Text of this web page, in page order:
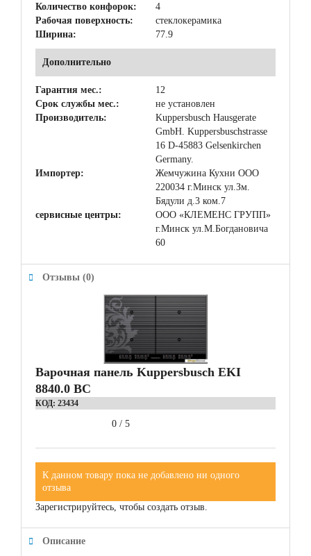
Количество конфорок:
4
Рабочая поверхность:
стеклокерамика
Ширина:
77.9
Дополнительно
Гарантия мес.:
12
Срок службы мес.:
не установлен
Производитель:
Kuppersbusch Hausgerate
GmbH. Kuppersbuschstrasse
16 D-45883 Gelsenkirchen
Germany.
Импортер:
Жемчужина Кухни ООО
220034 г.Минск ул.Зм.
Бядули д.3 ком.7
сервисные центры:
ООО «КЛЕМЕНС ГРУПП»
г.Минск ул.М.Богдановича
60
Отзывы (0)
Варочная панель Kuppersbusch EKI
8840.0 BC
КОД: 23434
0 / 5
К данном товару пока не добавлено ни одного
отзыва
Зарегистрируйтесь, чтобы создать отзыв.
Описание